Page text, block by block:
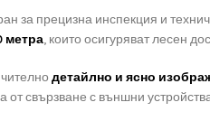
за прецизна инспекция и
метра, които осигуряват лесен
детайлно и ясно
от свързване с външни